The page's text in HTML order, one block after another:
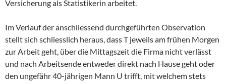
Versicherung als Statistikerin arbeitet.
Im Verlauf der anschliessend durchgeführten Observation
stellt sich schliesslich heraus, dass T jeweils am frühen Morgen
zur Arbeit geht, über die Mittagszeit die Firma nicht verlässt
und nach Arbeitsende entweder direkt nach Hause geht oder
den ungefähr 40-jährigen Mann U trifft, mit welchem stets